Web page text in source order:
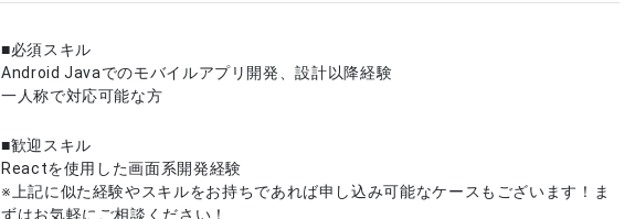
必須スキル
Android Javaでのモバイルアプリ開発、設計以降経験
一人称で対応可能な方
歓迎スキル
Reactを使用した画面系開発経験
上記に似た経験やスキルをお持ちであれば申し込み可能なケースもございます！ま
ずはお気軽にご相談ください！